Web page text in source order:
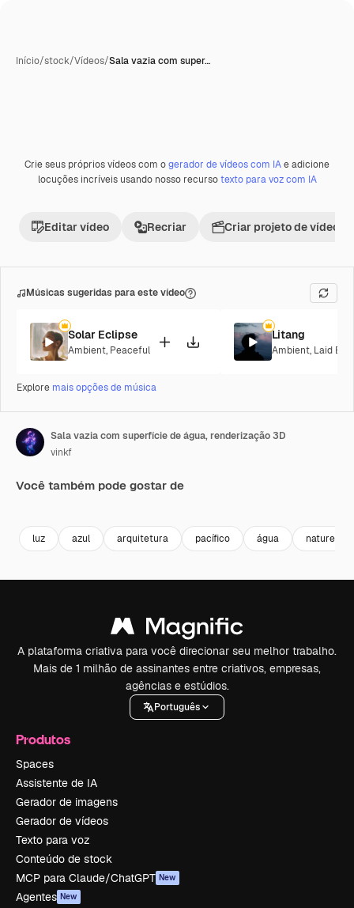
Início/stock/Vídeos/Sala vazia com super…
Premium
Crie seus próprios vídeos com ogerador de vídeos com IAe adicione
locuções incríveis usando nosso recursotexto para voz com IA
Editar vídeo Recriar Criar projeto de vídeo
Músicas sugeridas para este vídeo
Solar Eclipse
Ambient, Peaceful
Litang
Ambient, Laid
Explore mais opções de música
Sala vazia com superfície de água, renderização 3D
vinkf
Você também pode gostar de
luz azul arquitetura pacífico água natureza
A plataforma criativa para você direcionar seu melhor trabalho.
Mais de 1 milhão de assinantes entre criativos, empresas,
agências e estúdios.
Português
Produtos
Spaces
Assistente de IA
Gerador de imagens
Gerador de vídeos
Texto para voz
Conteúdo de stock
MCP para Claude/ChatGPT New
Agentes New